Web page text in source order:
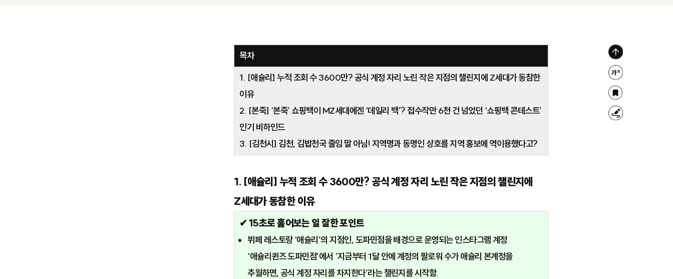
목차
1. [애슐리] 누적 조회 수 3600만? 공식 계정 자리 노린 작은 지점의 챌린지에 Z세대가 동참한
이유
2. [본죽] ‘본죽’ 쇼핑백이 MZ세대에겐 ‘데일리 백’? 접수작만 6천 건 넘었던 ‘쇼핑백 콘테스트’
인기 비하인드
3. [김천시] 김천, 김밥천국 줄임 말 아님! 지역명과 동명인 상호를 지역 홍보에 역이용했다고?
1. [애슐리] 누적 조회 수 3600만? 공식 계정 자리 노린 작은 지점의 챌린지에
Z세대가 동참한 이유
✔ 15초로 훑어보는 일 잘한 포인트
뷔페 레스토랑 ‘애슐리’의 지점인, 도파민점을배경으로 운영되는 인스타그램 계정
‘애슐리퀸즈 도파민점’에서 ‘지금부터 1달 안에 계정의 팔로워 수가 애슐리 본계정을
추월하면, 공식 계정 자리를 차지한다’라는 챌린지를 시작함.
위
로
가
기
글
자
크
기
북
마
형